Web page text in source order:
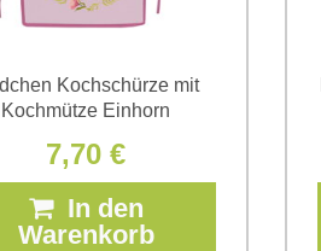
Kochschürze mit
Kochmütze Einhorn
7,70 €
In den
Warenkorb